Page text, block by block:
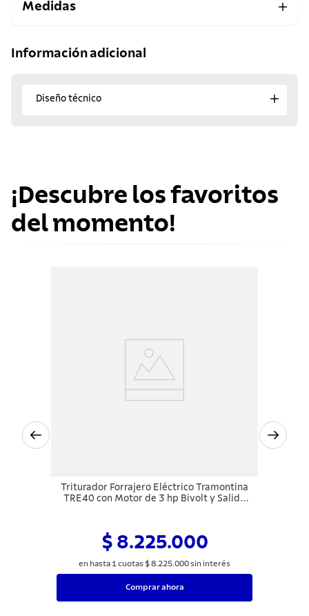
Medidas
Información adicional
Diseño técnico
¡Descubre los favoritos
del momento!
Triturador Forrajero Eléctrico Tramontina
TRE40 con Motor de 3 hp Bivolt y Salida
$ 8.225.000
en hasta 1 cuotas $8.225.000sin interés
Comprar ahora